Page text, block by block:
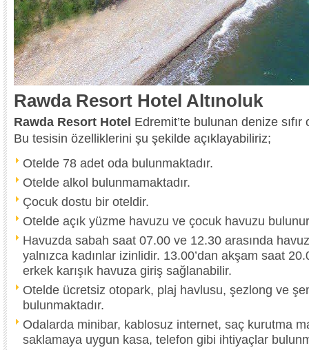
Rawda Resort Hotel Altınoluk
Rawda Resort Hotel Edremit’te bulunan denize
Bu tesisin özelliklerini şu şekilde açıklayabiliriz;
Otelde 78 adet oda bulunmaktadır.
Otelde alkol bulunmamaktadır.
Çocuk dostu bir oteldir.
Otelde açık yüzme havuzu ve çocuk havuzu
Havuzda sabah saat 07.00 ve 12.30 arasında
yalnızca kadınlar izinlidir. 13.00’dan akşam saat
erkek karışık havuza giriş sağlanabilir.
Otelde ücretsiz otopark, plaj havlusu, şezlong ve
bulunmaktadır.
Odalarda minibar, kablosuz internet, saç kurutma
saklamaya uygun kasa, telefon gibi ihtiyaçlar